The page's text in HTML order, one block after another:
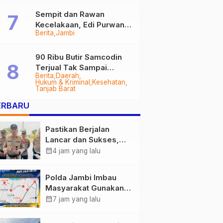
Berita Jambi
Sempit dan Rawan
Kecelakaan, Edi Purwanto
Targetkan Jalan Lintas
2028
Berita Daerah
Hukum & Kriminal
Kesehatan
Tanjab Barat
90 Ribu Butir Samcodin
Terjual Tak Sampai
Setahun, Indra Safari
Desak Audit Menyeluruh
Pastikan Berjalan
Lancar dan Sukses,
Polda Jambi Siapkan
1.848 Personel Kawal
Presisi Merdeka Run
calendar_month4 jam yang lalu
Polda Jambi Imbau
Masyarakat Gunakan
Jalur Alternatif Selama
calendar_month7 jam yang lalu